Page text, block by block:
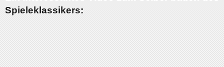
Spieleklassikers: